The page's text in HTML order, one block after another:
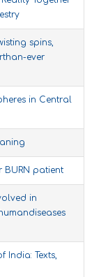
spins,
ever
in Central
BURN patient
in
India: Texts,